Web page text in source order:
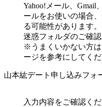
Yahoo!メール、Gmail
ールをお使いの場合、
る可能性があります。
迷惑フォルダのご確認
※うまくいかない方は
ージを参考にしてくだ
山本紘デート申し込みフォ
入力内容をご確認くだ